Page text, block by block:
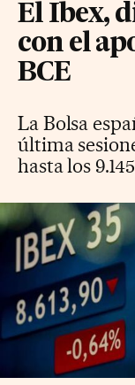
El Ibex,
con el
BCE
La Bolsa
última
hasta los